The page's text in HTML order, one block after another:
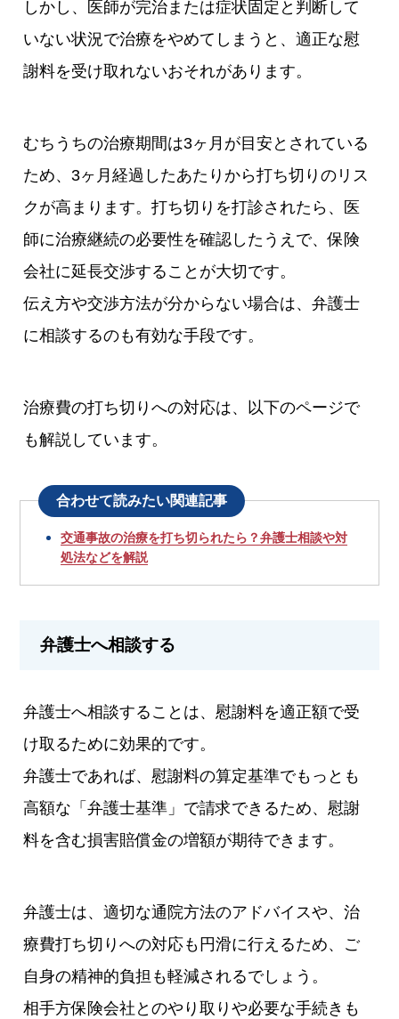
しかし、医師が完治または症状固定と判断して
いない状況で治療をやめてしまうと、適正な慰
謝料を受け取れないおそれがあります。
むちうちの治療期間は3ヶ月が目安とされている
ため、3ヶ月経過したあたりから打ち切りのリス
クが高まります。打ち切りを打診されたら、医
師に治療継続の必要性を確認したうえで、保険
会社に延長交渉することが大切です。
伝え方や交渉方法が分からない場合は、弁護士
に相談するのも有効な手段です。
治療費の打ち切りへの対応は、以下のページで
も解説しています。
合わせて読みたい関連記事
交通事故の治療を打ち切られたら？弁護士相談や対
処法などを解説
弁護士へ相談する
弁護士へ相談することは、慰謝料を適正額で受
け取るために効果的です。
弁護士であれば、慰謝料の算定基準でもっとも
高額な「弁護士基準」で請求できるため、慰謝
料を含む損害賠償金の増額が期待できます。
弁護士は、適切な通院方法のアドバイスや、治
療費打ち切りへの対応も円滑に行えるため、ご
自身の精神的負担も軽減されるでしょう。
相手方保険会社とのやり取りや必要な手続きも